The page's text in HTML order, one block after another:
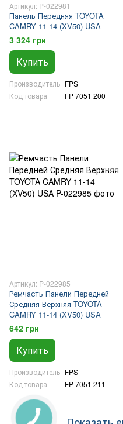
Артикул: P-022981
Панель Передняя TOYOTA
CAMRY 11-14 (XV50) USA
3 324 грн
Купить
Производитель FPS
Код товара
FP 7051 200
Артикул: P-022985
Ремчасть Панели Передней
Средняя Верхняя TOYOTA
CAMRY 11-14 (XV50) USA
642 грн
Купить
Производитель FPS
Код товара
FP 7051 211